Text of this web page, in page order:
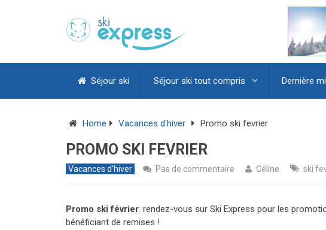
Séjour ski Séjour ski tout compris Dernière
Home Vacances d'hiver Promo ski fevrier
PROMO SKI FEVRIER
Vacances d'hiver Pas de commentaire Céline ski
Promo ski février: rendez-vous sur Ski Express pour les
bénéficiant de remises !